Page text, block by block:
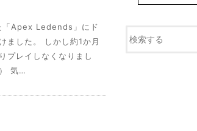
「Apex Ledends」にド
ました。 しかし約1か月
プレイしなくなりまし
気…